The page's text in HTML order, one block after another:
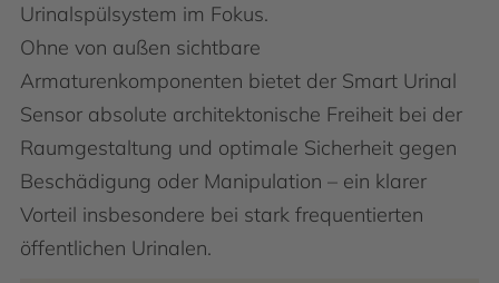
Urinalspülsystem im Fokus.
Ohne von außen sichtbare
Armaturenkomponenten bietet der Smart Urinal
Sensor absolute architektonische Freiheit bei der
Raumgestaltung und optimale Sicherheit gegen
Beschädigung oder Manipulation – ein klarer
Vorteil insbesondere bei stark frequentierten
öffentlichen Urinalen.